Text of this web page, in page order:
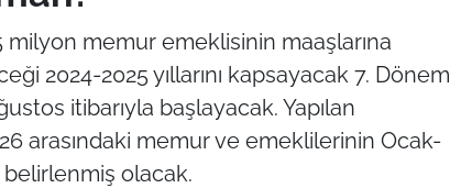
milyon memur emeklisinin maaşlarına
2024-2025 yıllarını kapsayacak 7. Dönem
itibarıyla başlayacak. Yapılan
arasındaki memur ve emeklilerinin Ocak-
olacak.